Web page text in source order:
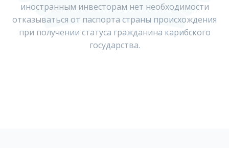
иностранным инвесторам нет необходимости
отказываться от паспорта страны происхождения
при получении статуса гражданина карибского
государства.